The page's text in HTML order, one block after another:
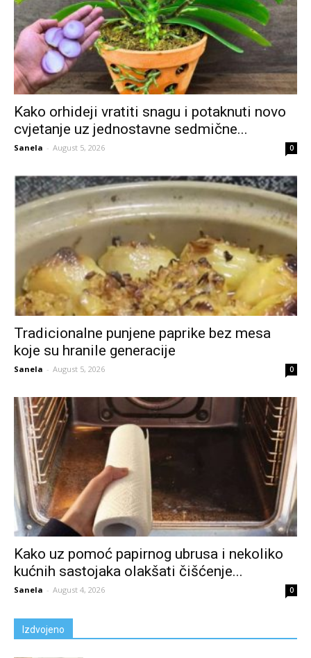
Kako orhideji vratiti snagu i potaknuti novo
cvjetanje uz jednostavne sedmične...
Sanela - August 5, 2026 0
Tradicionalne punjene paprike bez mesa
koje su hranile generacije
Sanela - August 5, 2026 0
Kako uz pomoć papirnog ubrusa i nekoliko
kućnih sastojaka olakšati čišćenje...
Sanela - August 4, 2026 0
Izdvojeno